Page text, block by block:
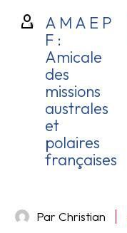
A M A E P
F :
Amicale
des
missions
australes
et
polaires
françaises
Par Christian